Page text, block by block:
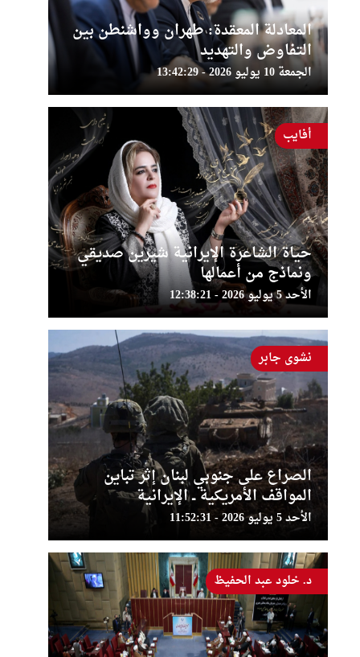
المعادلة المعقدة: طهران وواشنطن بين
التفاوض والتهديد
الجمعة 10 يوليو 2026 - 13:42:29
حياة الشاعرة الإيرانية شيرين صديقي
ونماذج من أعمالها
الأحد 5 يوليو 2026 - 12:38:21
أفايب
الصراع على جنوبي لبنان إثر تباين
المواقف الأمريكية ــ الإيرانية
الأحد 5 يوليو 2026 - 11:52:31
نشوى جابر
د. خلود عبد الحفيظ